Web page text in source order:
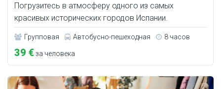
Погрузитесь в атмосферу одного из самых
красивых исторических городов Испании.
Групповая Автобусно-пешеходная 8 часов
39 €за человека